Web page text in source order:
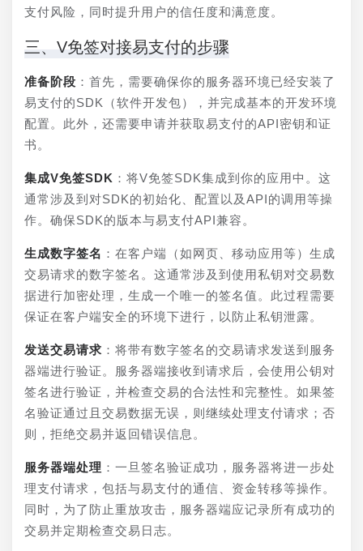
支付风险，同时提升用户的信任度和满意度。
三、V免签对接易支付的步骤
准备阶段 ：首先，需要确保你的服务器环境已经安装了
易支付的SDK（软件开发包），并完成基本的开发环境
配置。此外，还需要申请并获取易支付的API密钥和证
书。
集成V免签SDK ：将V免签SDK集成到你的应用中。这
通常涉及到对SDK的初始化、配置以及API的调用等操
作。确保SDK的版本与易支付API兼容。
生成数字签名 ：在客户端（如网页、移动应用等）生成
交易请求的数字签名。这通常涉及到使用私钥对交易数
据进行加密处理，生成一个唯一的签名值。此过程需要
保证在客户端安全的环境下进行，以防止私钥泄露。
发送交易请求 ：将带有数字签名的交易请求发送到服务
器端进行验证。服务器端接收到请求后，会使用公钥对
签名进行验证，并检查交易的合法性和完整性。如果签
名验证通过且交易数据无误，则继续处理支付请求；否
则，拒绝交易并返回错误信息。
服务器端处理 ：一旦签名验证成功，服务器将进一步处
理支付请求，包括与易支付的通信、资金转移等操作。
同时，为了防止重放攻击，服务器端应记录所有成功的
交易并定期检查交易日志。